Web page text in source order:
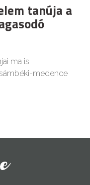
tanúja a
ma is
medence